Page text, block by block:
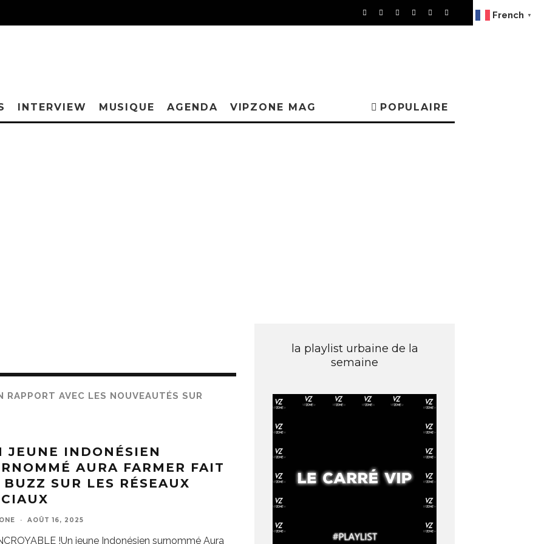
INTERVIEW MUSIQUE AGENDA VIPZONE MAG POPULAIRE
AVEC LES NOUVEAUTÉS SUR
JEUNE INDONÉSIEN
AURA FARMER FAIT
BUZZ SUR LES RÉSEAUX
· AOÛT 16, 2025
!Un jeune Indonésien surnommé Aura
la playlist urbaine de la
semaine
French ▼